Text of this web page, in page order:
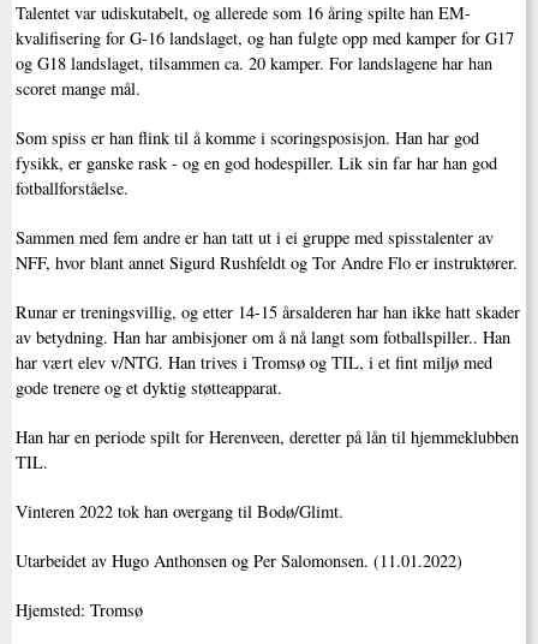
Talentet var udiskutabelt, og allerede som 16 åring spilte han EM-
kvalifisering for G-16 landslaget, og han fulgte opp med kamper for G17
og G18 landslaget, tilsammen ca. 20 kamper. For landslagene har han
scoret mange mål.
Som spiss er han flink til å komme i scoringsposisjon. Han har god
fysikk, er ganske rask - og en god hodespiller. Lik sin far har han god
fotballforståelse.
Sammen med fem andre er han tatt ut i ei gruppe med spisstalenter av
NFF, hvor blant annet Sigurd Rushfeldt og Tor Andre Flo er instruktører.
Runar er treningsvillig, og etter 14-15 årsalderen har han ikke hatt skader
av betydning. Han har ambisjoner om å nå langt som fotballspiller.. Han
har vært elev v/NTG. Han trives i Tromsø og TIL, i et fint miljø med
gode trenere og et dyktig støtteapparat.
Han har en periode spilt for Herenveen, deretter på lån til hjemmeklubben
TIL.
Vinteren 2022 tok han overgang til Bodø/Glimt.
Utarbeidet av Hugo Anthonsen og Per Salomonsen. (11.01.2022)
Hjemsted: Tromsø